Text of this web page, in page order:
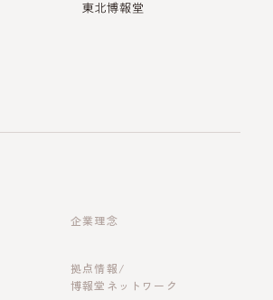
企業理念
拠点情報/
博報堂ネットワーク